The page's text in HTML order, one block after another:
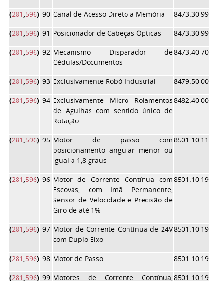
(281 ,596) 90 Canal de Acesso Direto a Memória 8473.30.99
(281 ,596) 91 Posicionador de Cabeças Ópticas 8473.30.99
(281 ,596) 92 Mecanismo Disparador de
Cédulas/Documentos
8473.40.70
(281 ,596) 93 Exclusivamente Robô Industrial 8479.50.00
(281 ,596) 94 Exclusivamente Micro Rolamentos
de Agulhas com sentido único de
Rotação
8482.40.00
(281 ,596) 95 Motor de passo com
posicionamento angular menor ou
igual a 1,8 graus
8501.10.11
(281 ,596) 96 Motor de Corrente Contínua com
Escovas, com Imã Permanente,
Sensor de Velocidade e Precisão de
Giro de até 1%
8501.10.19
(281 ,596) 97 Motor de Corrente Contínua de 24V
com Duplo Eixo
8501.10.19
(281 ,596) 98 Motor de Passo 8501.10.19
(281 ,596) 99 Motores de Corrente Contínua,8501.10.19